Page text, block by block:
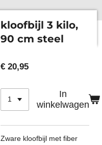
kloofbijl 3 kilo,
90 cm steel
€ 20,95
In
winkelwagen
Zware kloofbijl met fiber